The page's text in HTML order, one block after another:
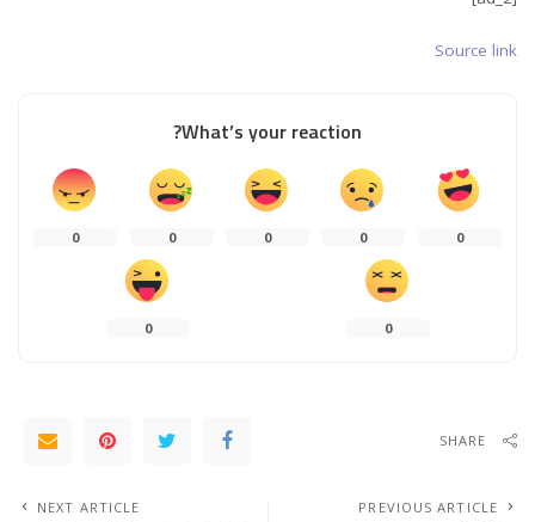
Source link
What’s your reaction?
0
0
0
0
0
0
0
SHARE
PREVIOUS ARTICLE
NEXT ARTICLE